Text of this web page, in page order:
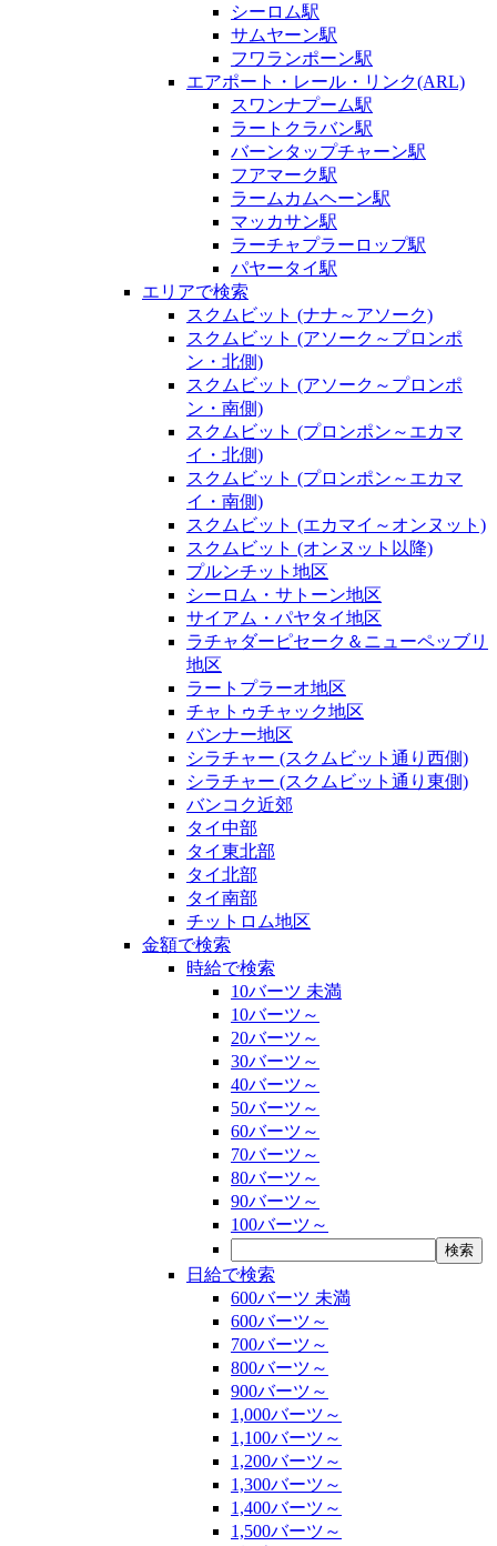
シーロム駅
サムヤーン駅
フワランポーン駅
エアポート・レール・リンク(ARL)
スワンナプーム駅
ラートクラバン駅
バーンタップチャーン駅
フアマーク駅
ラームカムヘーン駅
マッカサン駅
ラーチャプラーロップ駅
パヤータイ駅
エリアで検索
スクムビット (ナナ～アソーク)
スクムビット (アソーク～プロンポ
ン・北側)
スクムビット (アソーク～プロンポ
ン・南側)
スクムビット (プロンポン～エカマ
イ・北側)
スクムビット (プロンポン～エカマ
イ・南側)
スクムビット (エカマイ～オンヌット)
スクムビット (オンヌット以降)
プルンチット地区
シーロム・サトーン地区
サイアム・パヤタイ地区
ラチャダーピセーク＆ニューペッブリ
地区
ラートプラーオ地区
チャトゥチャック地区
バンナー地区
シラチャー (スクムビット通り西側)
シラチャー (スクムビット通り東側)
バンコク近郊
タイ中部
タイ東北部
タイ北部
タイ南部
チットロム地区
金額で検索
時給で検索
10バーツ 未満
10バーツ～
20バーツ～
30バーツ～
40バーツ～
50バーツ～
60バーツ～
70バーツ～
80バーツ～
90バーツ～
100バーツ～
日給で検索
600バーツ 未満
600バーツ～
700バーツ～
800バーツ～
900バーツ～
1,000バーツ～
1,100バーツ～
1,200バーツ～
1,300バーツ～
1,400バーツ～
1,500バーツ～